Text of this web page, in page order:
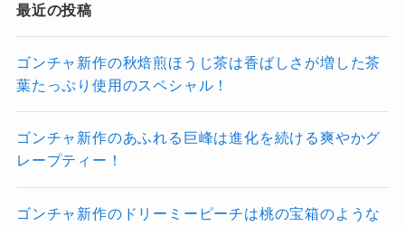
最近の投稿
ゴンチャ新作の秋焙煎ほうじ茶は香ばしさが増した茶
葉たっぷり使用のスペシャル！
ゴンチャ新作のあふれる巨峰は進化を続ける爽やかグ
レープティー！
ゴンチャ新作のドリーミーピーチは桃の宝箱のような